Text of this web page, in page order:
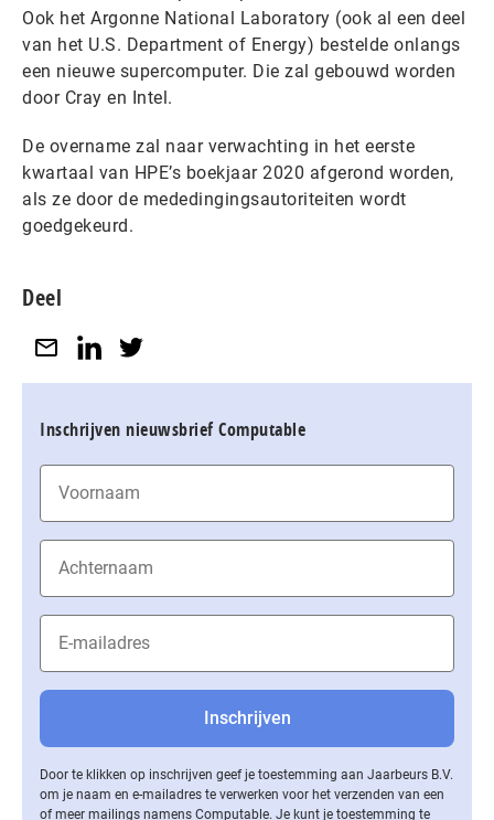
Ook het Argonne National Laboratory (ook al een deel
van het U.S. Department of Energy) bestelde onlangs
een nieuwe supercomputer. Die zal gebouwd worden
door Cray en Intel.
De overname zal naar verwachting in het eerste
kwartaal van HPE’s boekjaar 2020 afgerond worden,
als ze door de mededingingsautoriteiten wordt
goedgekeurd.
Deel
Inschrijven nieuwsbrief Computable
Door te klikken op inschrijven geef je toestemming aan Jaarbeurs B.V.
om je naam en e-mailadres te verwerken voor het verzenden van een
of meer mailings namens Computable. Je kunt je toestemming te